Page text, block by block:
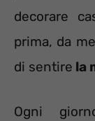
decorare
prima, da
di sentire la
Ogni